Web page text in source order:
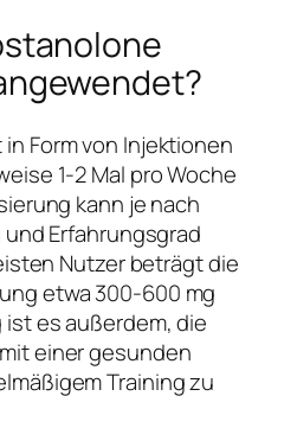
Form von Injektionen
1-2 Mal pro Woche
kann je nach
Erfahrungsgrad
Nutzer beträgt die
etwa 300-600 mg
es außerdem, die
einer gesunden
Training zu